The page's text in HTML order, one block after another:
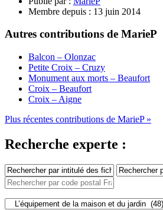
Membre depuis : 13 juin 2014
Autres contributions de MarieP
Balcon – Olonzac
Petite Croix – Cruzy
Monument aux morts – Beaufort
Croix – Beaufort
Croix – Aigne
Plus récentes contributions de MarieP »
Recherche experte :